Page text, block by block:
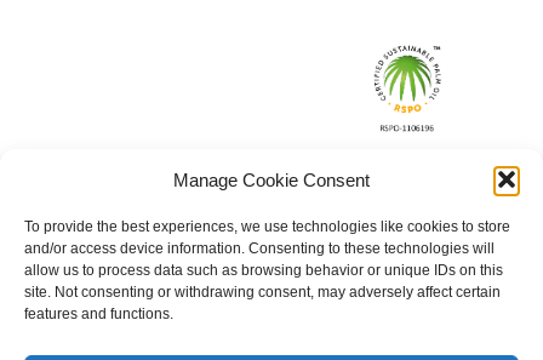
Manage Cookie Consent
To provide the best experiences, we use technologies like cookies to store
and/or access device information. Consenting to these technologies will
allow us to process data such as browsing behavior or unique IDs on this
site. Not consenting or withdrawing consent, may adversely affect certain
features and functions.